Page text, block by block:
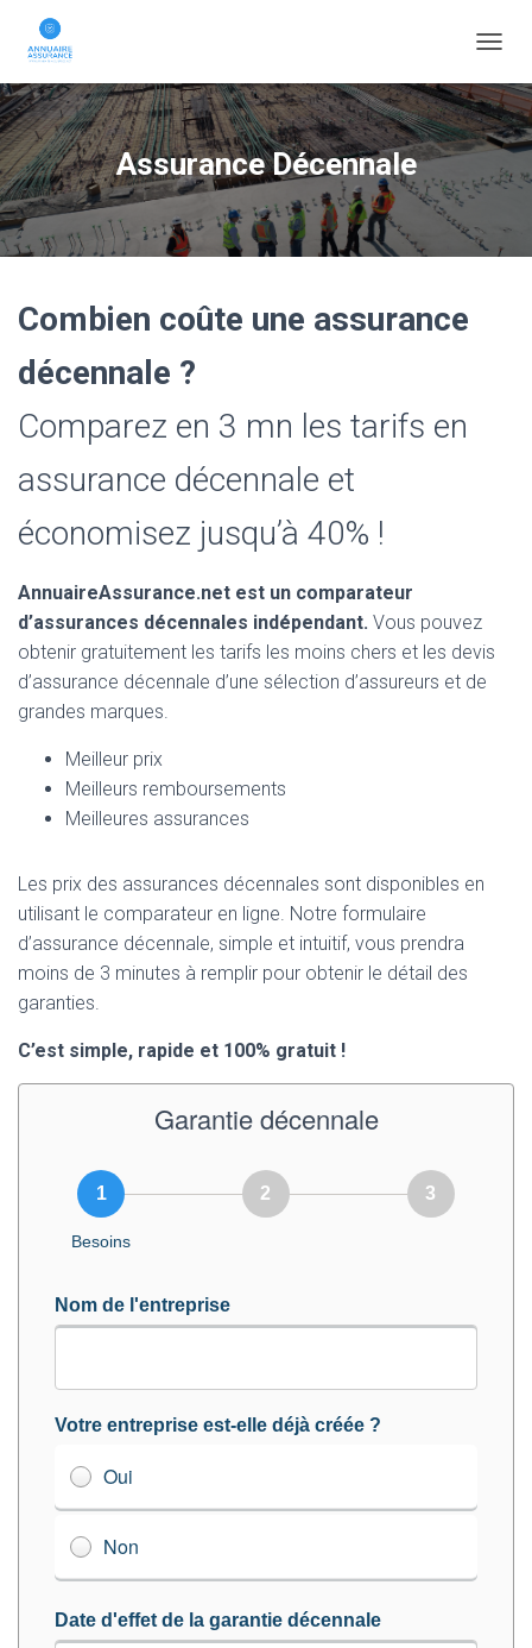
É
P
L
I
Assurance Décennale
Combien coûte une assurance
décennale ?
Comparez en 3 mn les tarifs en
assurance décennale et
économisez jusqu’à 40% !
AnnuaireAssurance.net est un comparateur
d’assurances décennales indépendant. Vous pouvez
obtenir gratuitement les tarifs les moins chers et les devis
d’assurance décennale d’une sélection d’assureurs et de
grandes marques.
Meilleur prix
Meilleurs remboursements
Meilleures assurances
Les prix des assurances décennales sont disponibles en
utilisant le comparateur en ligne. Notre formulaire
d’assurance décennale, simple et intuitif, vous prendra
moins de 3 minutes à remplir pour obtenir le détail des
garanties.
C’est simple, rapide et 100% gratuit !